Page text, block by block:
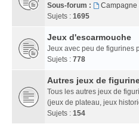
Sous-forum :
Campagne
Sujets : 1695
Jeux d'escarmouche
Jeux avec peu de figurines
Sujets : 778
Autres jeux de
Tous les autres jeux de
(jeux de plateau, jeux
Sujets : 154